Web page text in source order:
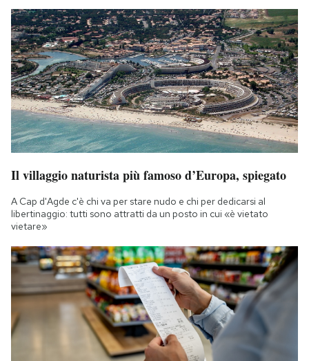
Il villaggio naturista più famoso d’Europa, spiegato
A Cap d'Agde c'è chi va per stare nudo e chi per dedicarsi al
libertinaggio: tutti sono attratti da un posto in cui «è vietato
vietare»